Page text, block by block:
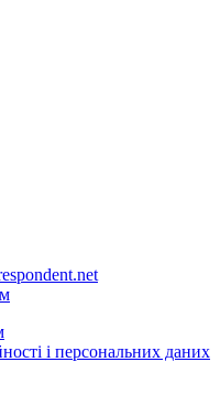
і персональних даних